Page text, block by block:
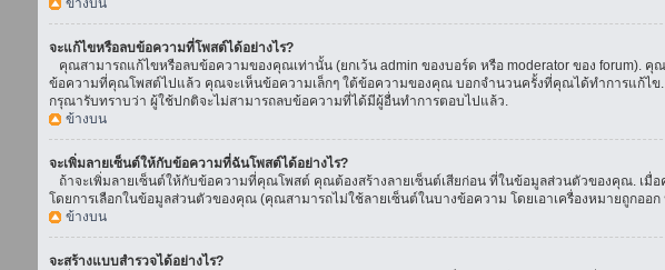
ข้างบน
จะแก้ไขหรือลบข้อความที่โพสต์ได้อย่างไร?
คุณสามารถแก้ไขหรือลบข้อความของคุณเท่านั้น (ยกเว้น admin ของบอร์ด หรือ moderator ของ forum).
ข้อความที่คุณโพสต์ไปแล้ว คุณจะเห็นข้อความเล็กๆ ใต้ข้อความของคุณ บอกจำนวนครั้งที่คุณได้ทำการแก้ไข.
กรุณารับทราบว่า ผู้ใช้ปกติจะไม่สามารถลบข้อความที่ได้มีผู้อื่นทำการตอบไปแล้ว.
ข้างบน
จะเพิ่มลายเซ็นต์ให้กับข้อความที่ฉันโพสต์ได้อย่างไร?
ถ้าจะเพิ่มลายเซ็นต์ให้กับข้อความที่คุณโพสต์ คุณต้องสร้างลายเซ็นต์เสียก่อน ที่ในข้อมูลส่วนตัวของคุณ. เ
โดยการเลือกในข้อมูลส่วนตัวของคุณ (คุณสามารถไม่ใช้ลายเซ็นต์ในบางข้อความ โดยเอาเครื่องหมายถูกออ
ข้างบน
จะสร้างแบบสำรวจได้อย่างไร?